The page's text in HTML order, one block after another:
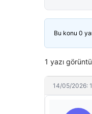
Bu konu 0
1 yazı
14/05/2026: